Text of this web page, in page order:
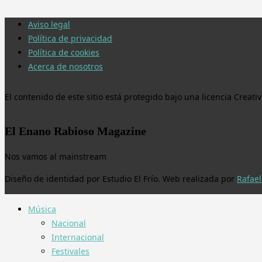
Aviso legal
Política de privacidad
Política de cookies
Acerca de nosotros
El contenido de este sitio está protegido bajo una licencia
El Enano Rabioso Magazine
Nos vamos al mainstream
Diseño de identidad por Estudio El Frío. Web realizada por
Música
Nacional
Internacional
Festivales